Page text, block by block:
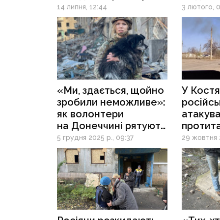
оселятися якомога
далі від фронту
14 липня, 12:44
до
3 лютого,
«Ми, здається, щойно
зробили неможливе»:
як волонтери
на Донеччині рятують
з того світу людей і
чотирилапих
5 грудня 2025 р., 09:37
У
снаряд
за 5
29 жовтня